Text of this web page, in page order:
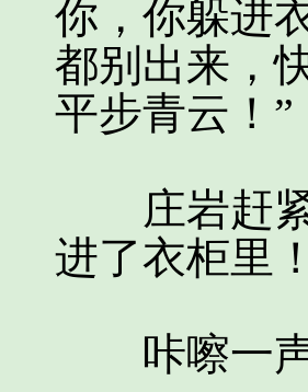
你，你躲进
都别出来，
平步青云！”
庄岩赶紧
进了衣柜里！
咔嚓一声